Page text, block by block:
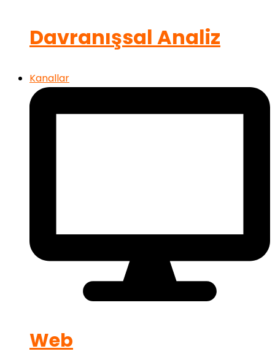
Davranışsal Analiz
Kanallar
Web